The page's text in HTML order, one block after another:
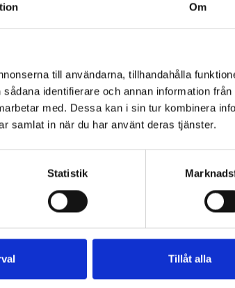
Om
till användarna, tillhandahålla
identifierare och annan information från
med. Dessa kan i sin tur kombinera
samlat in när du har använt deras tjänster.
Statistik
Tillåt alla